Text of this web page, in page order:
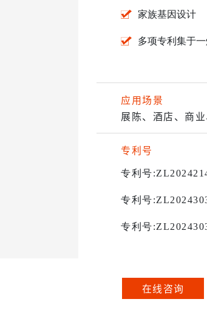
家族基因设计
多项专利集于
应用场景
展陈、酒店、商
专利号
专利号
专利号
专利号
在线咨询